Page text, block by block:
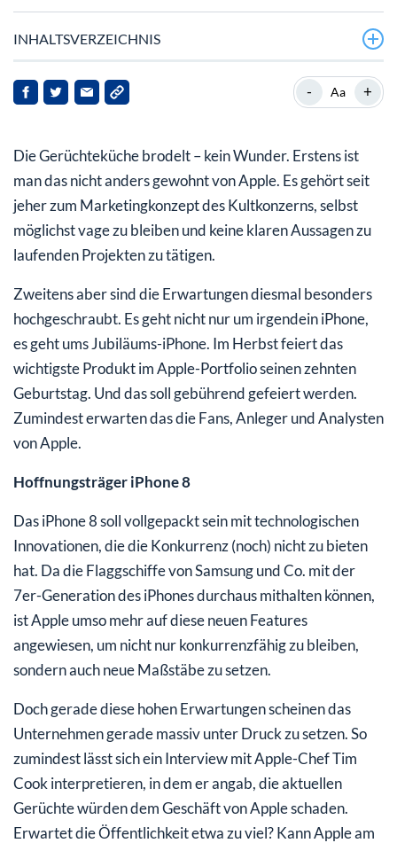
INHALTSVERZEICHNIS
- Aa +
Die Gerüchteküche brodelt – kein Wunder. Erstens ist
man das nicht anders gewohnt von Apple. Es gehört seit
jeher zum Marketingkonzept des Kultkonzerns, selbst
möglichst vage zu bleiben und keine klaren Aussagen zu
laufenden Projekten zu tätigen.
Zweitens aber sind die Erwartungen diesmal besonders
hochgeschraubt. Es geht nicht nur um irgendein iPhone,
es geht ums Jubiläums-iPhone. Im Herbst feiert das
wichtigste Produkt im Apple-Portfolio seinen zehnten
Geburtstag. Und das soll gebührend gefeiert werden.
Zumindest erwarten das die Fans, Anleger und Analysten
von Apple.
Hoffnungsträger iPhone 8
Das iPhone 8 soll vollgepackt sein mit technologischen
Innovationen, die die Konkurrenz (noch) nicht zu bieten
hat. Da die Flaggschiffe von Samsung und Co. mit der
7er-Generation des iPhones durchaus mithalten können,
ist Apple umso mehr auf diese neuen Features
angewiesen, um nicht nur konkurrenzfähig zu bleiben,
sondern auch neue Maßstäbe zu setzen.
Doch gerade diese hohen Erwartungen scheinen das
Unternehmen gerade massiv unter Druck zu setzen. So
zumindest lässt sich ein Interview mit Apple-Chef Tim
Cook interpretieren, in dem er angab, die aktuellen
Gerüchte würden dem Geschäft von Apple schaden.
Erwartet die Öffentlichkeit etwa zu viel? Kann Apple am